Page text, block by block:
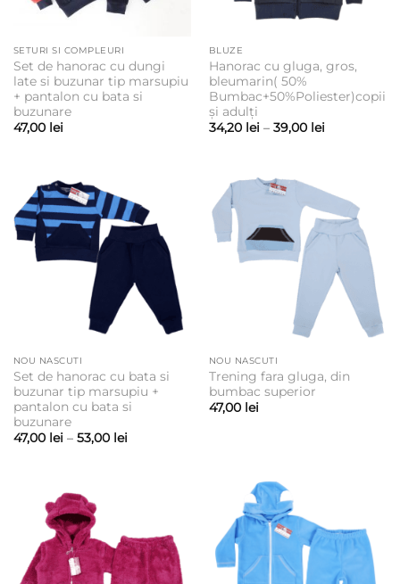
SETURI SI COMPLEURI
Set de hanorac cu dungi
late si buzunar tip marsupiu
+ pantalon cu bata si
buzunare
47,00 lei
BLUZE
Hanorac cu gluga, gros,
bleumarin( 50%
Bumbac+50%Poliester)copii
și adulți
34,20 lei – 39,00 leiInterval
39,00 lei
NOU NASCUTI
Set de hanorac cu bata si
buzunar tip marsupiu +
pantalon cu bata si
buzunare
47,00 lei – 53,00 leiInterval
NOU NASCUTI
Trening fara gluga, din
bumbac superior
47,00 lei